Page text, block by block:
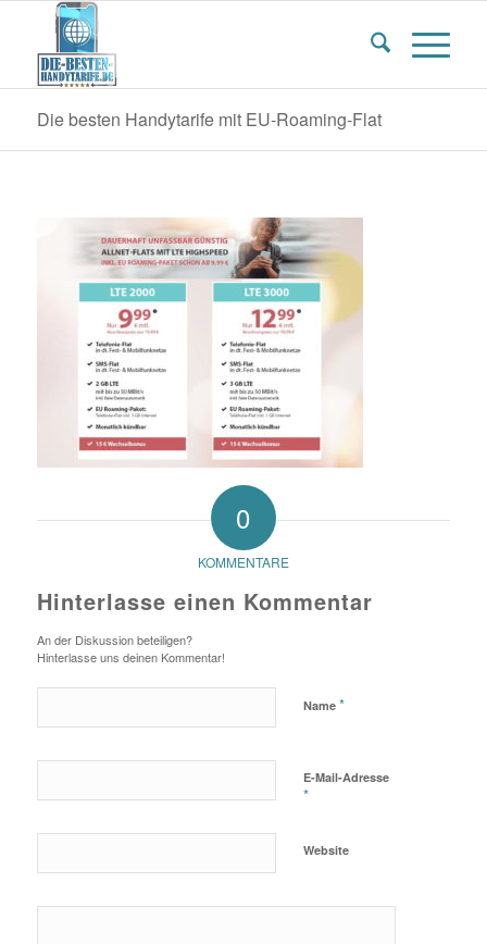
Die besten Handytarife mit EU-Roaming-Flat
0
KOMMENTARE
Hinterlasse einen Kommentar
An der Diskussion beteiligen?
Hinterlasse uns deinen Kommentar!
Name *
E-Mail-Adresse
*
Website